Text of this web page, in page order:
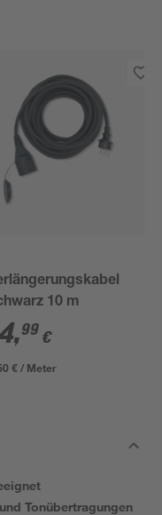
10 m
,99 €
€ / Meter
Tonübertragungen